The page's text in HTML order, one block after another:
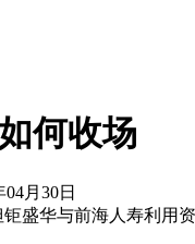
何收场
月30日
盛华与前海人寿利用